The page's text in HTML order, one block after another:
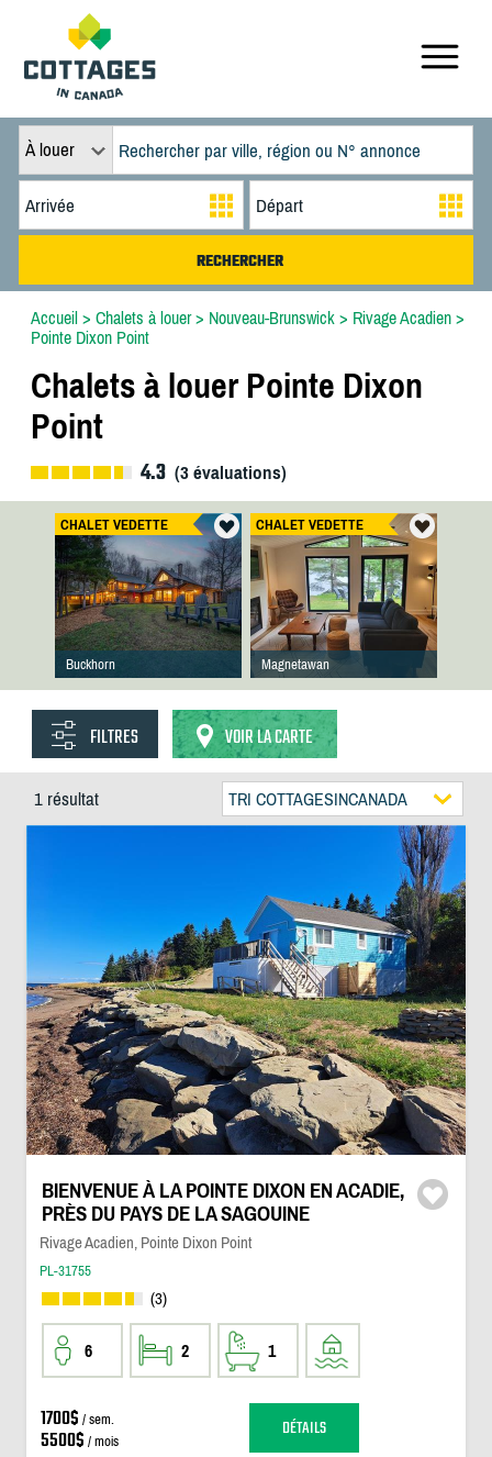
À louer
Accueil> Chalets à louer> Nouveau-Brunswick> Rivage Acadien>
Pointe Dixon Point
Chalets à louer Pointe Dixon
Point
4.3 (3évaluations)
CHALET VEDETTE
Buckhorn
CHALET VEDETTE
Magnetawan
FILTRES VOIR LA CARTE
1 résultat TRI COTTAGESINCANADA
BIENVENUE À LA POINTE DIXON EN ACADIE,
PRÈS DU PAYS DE LA SAGOUINE
Rivage Acadien, Pointe Dixon Point
PL-31755
(3)
6 2 1
1700$ / sem.
5500$ / mois DÉTAILS